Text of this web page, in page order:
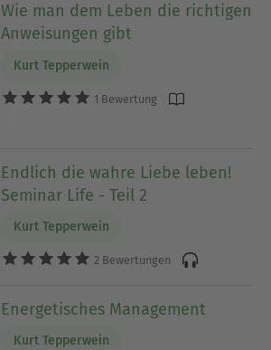
Wie man dem Leben die richtigen
Anweisungen gibt
Kurt Tepperwein
1 Bewertung
Endlich die wahre Liebe leben!
Seminar Life - Teil 2
Kurt Tepperwein
2 Bewertungen
Energetisches Management
Kurt Tepperwein